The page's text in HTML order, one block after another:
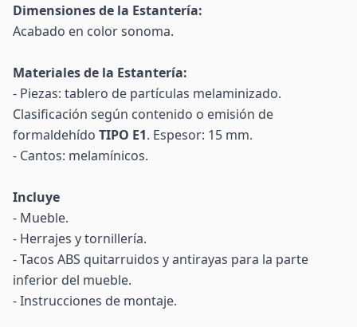
Dimensiones de la Estantería:
Acabado en color sonoma.
Materiales de la Estantería:
- Piezas: tablero de partículas melaminizado.
Clasificación según contenido o emisión de
formaldehído TIPO E1. Espesor: 15 mm.
- Cantos: melamínicos.
Incluye
- Mueble.
- Herrajes y tornillería.
- Tacos ABS quitarruidos y antirayas para la parte
inferior del mueble.
- Instrucciones de montaje.